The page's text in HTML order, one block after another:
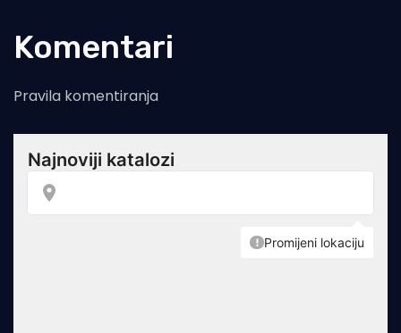
Komentari
Pravila komentiranja